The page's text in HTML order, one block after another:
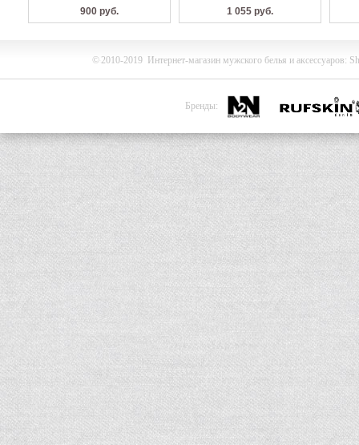
900 руб. 1 055 руб.
©2010-2019 Интернет-магазин мужского белья и аксессуаров:
Бренды: